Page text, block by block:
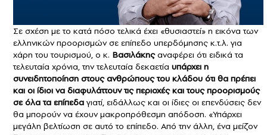
Σε σχέση με το κατά πόσο τελικά έχει «θυσιαστεί» η εικόνα των
ελληνικών προορισμών σε επίπεδο υπερδόμησης κ.τ.λ. για
χάρη του τουρισμού, ο κ. Βασιλάκηςαναφέρει ότι ειδικά τα
τελευταία χρόνια, την τελευταία δεκαετία υπάρχει η
συνειδητοποίηση στους ανθρώπους του κλάδου ότι θα πρέπει
και οι ίδιοι να διαφυλάττουν τις περιοχές και τους προορισμούς
σε όλα τα επίπεδα γιατί, ειδάλλως και οι ίδιες οι επενδύσεις δεν
θα μπορούν να έχουν μακροπρόθεσμη απόδοση. «Υπάρχει
μεγάλη βελτίωση σε αυτό το επίπεδο. Από την άλλη, ένα μείζον